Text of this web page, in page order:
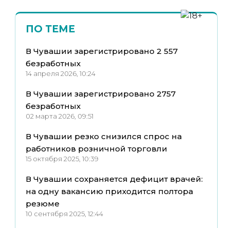
ПО ТЕМЕ
В Чувашии зарегистрировано 2 557
безработных
14 апреля 2026, 10:24
В Чувашии зарегистрировано 2757
безработных
02 марта 2026, 09:51
В Чувашии резко снизился спрос на
работников розничной торговли
15 октября 2025, 10:39
В Чувашии сохраняется дефицит врачей:
на одну вакансию приходится полтора
резюме
10 сентября 2025, 12:44